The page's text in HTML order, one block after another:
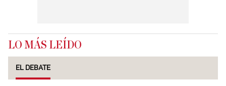
LO MÁS LEÍDO
EL DEBATE